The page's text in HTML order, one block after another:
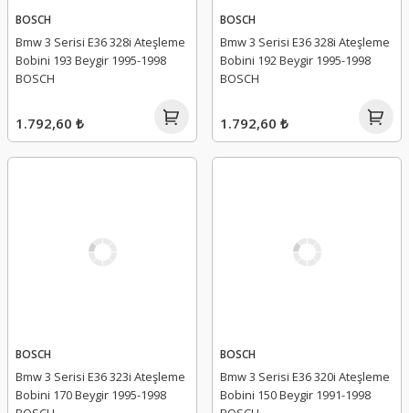
BOSCH
Bmw 3 Serisi E36 328i Ateşleme
Bobini 193 Beygir 1995-1998
BOSCH
1.792,60 ₺
BOSCH
Bmw 3 Serisi E36 328i Ateşleme
Bobini 192 Beygir 1995-1998
BOSCH
1.792,60 ₺
BOSCH
Bmw 3 Serisi E36 323i Ateşleme
Bobini 170 Beygir 1995-1998
BOSCH
Bmw 3 Serisi E36 320i Ateşleme
Bobini 150 Beygir 1991-1998